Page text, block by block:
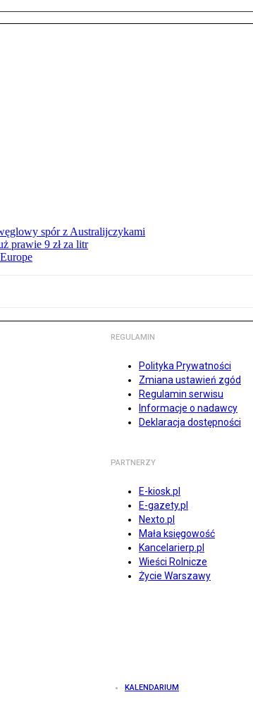
spór z Australijczykami
prawie 9 zł za litr
REGULAMIN
Polityka Prywatności
Zmiana ustawień zgód
Regulamin serwisu
Informacje o nadawcy
Deklaracja dostępności
PARTNERZY
E-kiosk.pl
E-gazety.pl
Nexto.pl
Mała księgowość
Kancelarierp.pl
Wieści Rolnicze
Życie Warszawy
KALENDARIUM